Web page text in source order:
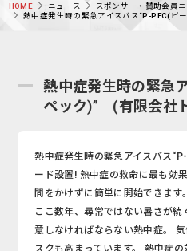
HOME ニュース
スポンサー・賛助会員ニ
熱中症発生時の緊急アイスバス“P-PEC(
熱中症発生時の緊急
ペック)” (有限会社
熱中症発生時の緊急アイスバス
ード設置! 熱中症の救命に最も効
間をかけずに簡単に開始できます。
ここ数年、尋常ではない暑さが
意しなければならない熱中症。
スクも高まっています。 熱中症